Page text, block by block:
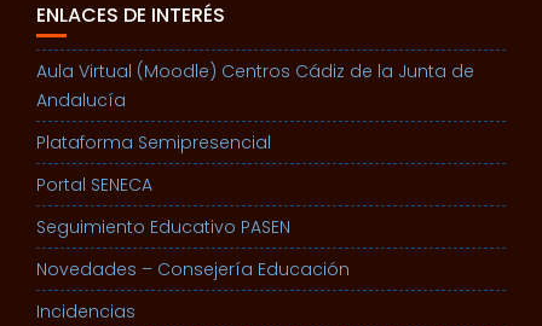
ENLACES DE INTERÉS
Aula Virtual (Moodle) Centros Cádiz de la Junta de
Andalucía
Plataforma Semipresencial
Portal SENECA
Seguimiento Educativo PASEN
Novedades – Consejería Educación
Incidencias